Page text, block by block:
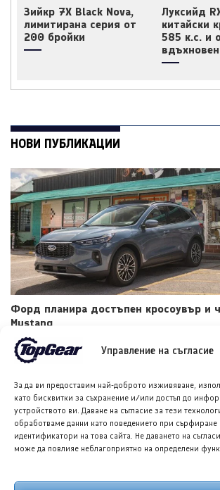
Управление на съгласие
За да ви предоставим най-доброто изживяване,
като бисквитки за съхранение и/или достъп до
устройството ви. Даване на съгласие за тези
обработваме данни като поведението при сърфиране
идентификатори на това сайта. Не даването на
може да повлияе неблагоприятно на определени
Зийкр 7X Black Nova,
лимитирана серия от
200 бройки
Луксийд
китайски
585 к.с. и
НОВИ ПУБЛИКАЦИИ
Форд планира достъпен кросоувър и
Mustang
8 АВГ. 2026